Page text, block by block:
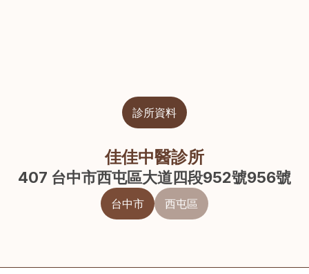
診所資料
佳佳中醫診所
407 台中市西屯區大道四段952號956號
台中市 西屯區